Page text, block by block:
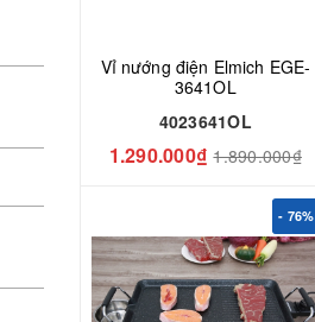
Vỉ nướng điện Elmich EGE-
3641OL
4023641OL
1.290.000₫ 1.890.000₫
- 76%